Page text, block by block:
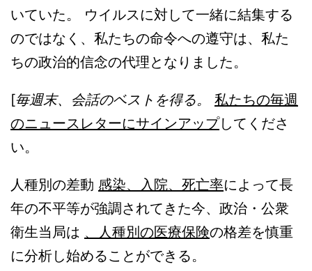
いていた。 ウイルスに対して一緒に結集する
のではなく、私たちの命令への遵守は、私た
ちの政治的信念の代理となりました。
[毎週末、会話のベストを得る。
私たちの毎週
のニュースレターにサインアップしてくださ
い。
人種別の差動 感染、入院、死亡率によって長
年の不平等が強調されてきた今、政治・公衆
衛生当局は 、人種別の医療保険の格差を慎重
に分析し始めることができる。